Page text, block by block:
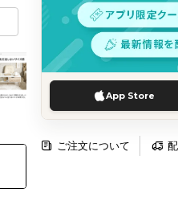
App Store
ご注文について